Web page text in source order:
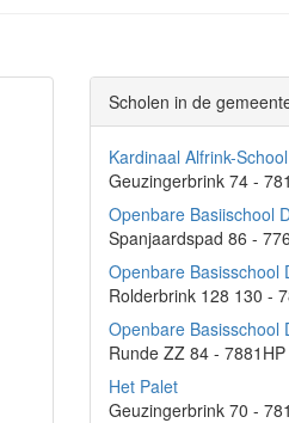
Scholen in de
Kardinaal Alfrink-School
Geuzingerbrink 74 -
Openbare Basiischool
Spanjaardspad 86 -
Openbare Basisschool
Rolderbrink 128 130 -
Openbare Basisschool
Runde ZZ 84 -
Het Palet
Geuzingerbrink 70 -